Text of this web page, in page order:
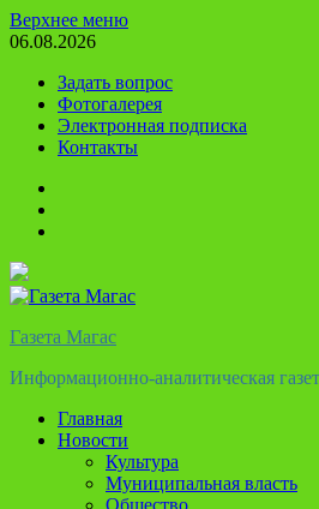
Перейти
к
Верхнее меню
06.08.2026
Задать вопрос
Фотогалерея
Электронная подписка
Контакты
Газета Магас
Информационно-аналитическая
Главная
Новости
Культура
Муниципальная власть
Общество